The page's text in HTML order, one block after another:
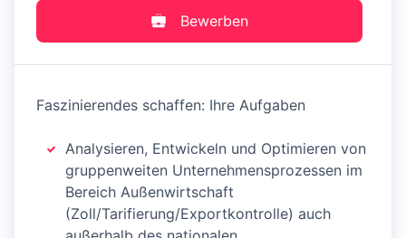
Bewerben
Faszinierendes schaffen: Ihre Aufgaben
Analysieren, Entwickeln und Optimieren von
gruppenweiten Unternehmensprozessen im
Bereich Außenwirtschaft
(Zoll/Tarifierung/Exportkontrolle) auch